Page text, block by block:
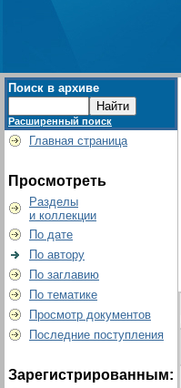
Поиск в архиве
Расширенный поиск
Главная страница
Просмотреть
Разделы
и коллекции
По дате
По автору
По заглавию
По тематике
Просмотр документов
Последние поступления
Зарегистрированным: